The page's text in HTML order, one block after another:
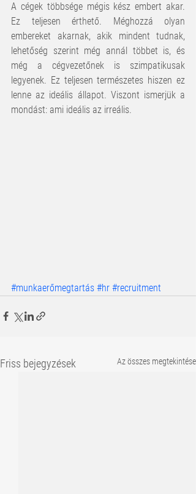
A cégek többsége mégis kész embert akar.
Ez teljesen érthető. Méghozzá olyan
embereket akarnak, akik mindent tudnak,
lehetőség szerint még annál többet is, és
még a cégvezetőnek is szimpatikusak
legyenek. Ez teljesen természetes hiszen ez
lenne az ideális állapot. Viszont ismerjük a
mondást: ami ideális az irreális.
#munkaerőmegtartás #hr #recruitment
Friss bejegyzések Az összes megtekintése